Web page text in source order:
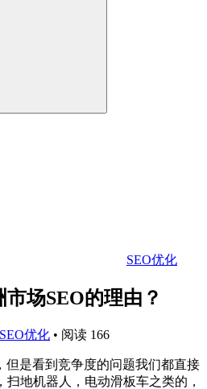
SEO优化
场SEO的理由？
SEO优化 • 阅读 166
但是看到竞争度的问题我们都直接
地机器人，电动滑板车之类的，